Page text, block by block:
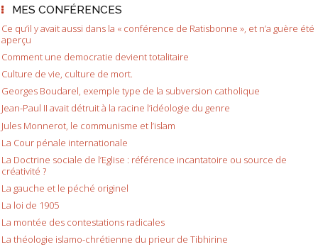
MES CONFÉRENCES
Ce qu’il y avait aussi dans la « conférence de Ratisbonne », et n’a guère été
aperçu
Comment une democratie devient totalitaire
Culture de vie, culture de mort.
Georges Boudarel, exemple type de la subversion catholique
Jean-Paul II avait détruit à la racine l’idéologie du genre
Jules Monnerot, le communisme et l’islam
La Cour pénale internationale
La Doctrine sociale de l’Eglise : référence incantatoire ou source de
créativité ?
La gauche et le péché originel
La loi de 1905
La montée des contestations radicales
La théologie islamo-chrétienne du prieur de Tibhirine